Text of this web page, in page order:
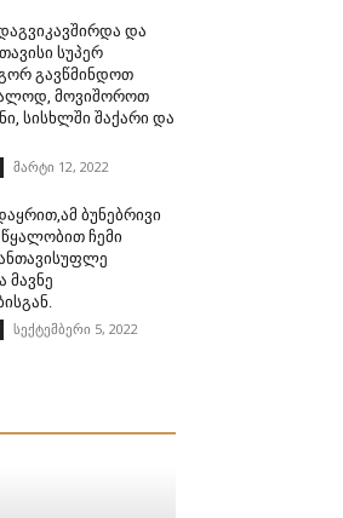
და
სუპერ
გავწმინდოთ
მოვიშოროთ
სისხლში შაქარი და
მარტი 12, 2022
ბუნებრივი
ჩემი
მავნე
სექტემბერი 5, 2022